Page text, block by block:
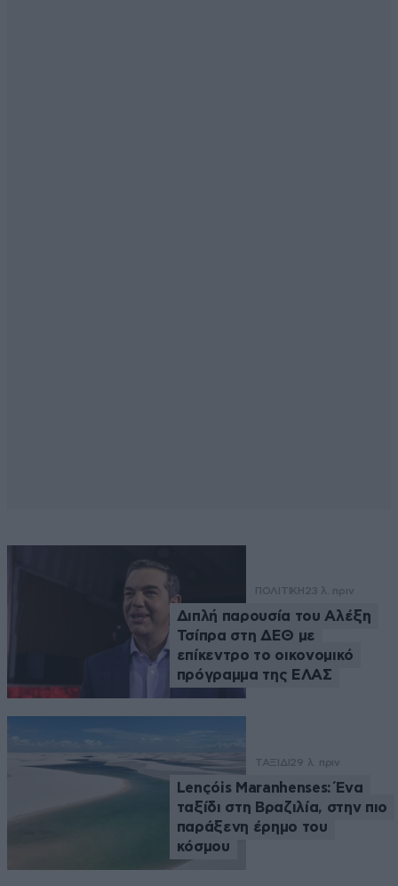
ΠΟΛΙΤΙΚΗ23 λ. πριν
Διπλή παρουσία του Αλέξη
Τσίπρα στη ΔΕΘ με
επίκεντρο το οικονομικό
πρόγραμμα της ΕΛΑΣ
ΤΑΞΙΔΙ29 λ. πριν
Lençóis Maranhenses: Ένα
ταξίδι στη Βραζιλία, στην πιο
παράξενη έρημο του
κόσμου